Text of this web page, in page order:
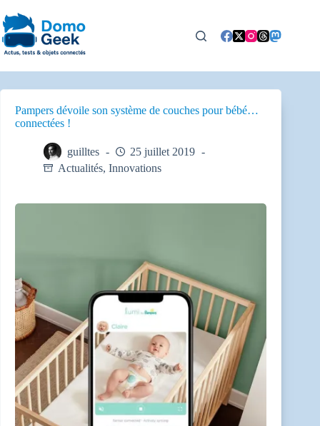
au
contenu
Pampers dévoile son système de couches pour bébé…
connectées !
guilltes
25 juillet 2019
Actualités, Innovations